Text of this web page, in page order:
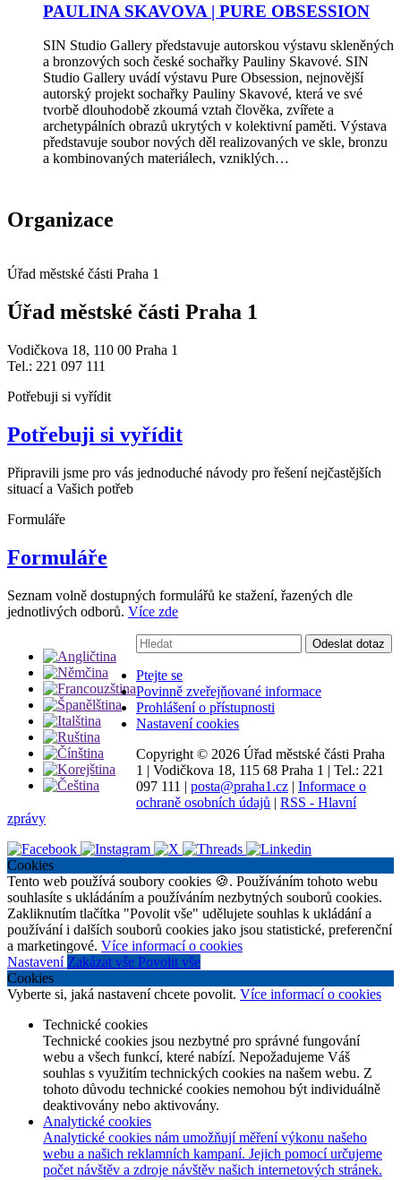
PAULINA SKAVOVA | PURE OBSESSION
SIN Studio Gallery představuje autorskou výstavu skleněných
a bronzových soch české sochařky Pauliny Skavové. SIN
Studio Gallery uvádí výstavu Pure Obsession, nejnovější
autorský projekt sochařky Pauliny Skavové, která ve své
tvorbě dlouhodobě zkoumá vztah člověka, zvířete a
archetypálních obrazů ukrytých v kolektivní paměti. Výstava
představuje soubor nových děl realizovaných ve skle, bronzu
a kombinovaných materiálech, vzniklých…
Organizace
Úřad městské části Praha 1
Úřad městské části Praha 1
Vodičkova 18, 110 00 Praha 1
Tel.: 221 097 111
Potřebuji si vyřídit
Potřebuji si vyřídit
Připravili jsme pro vás jednoduché návody pro řešení nejčastějších
situací a Vašich potřeb
Formuláře
Formuláře
Seznam volně dostupných formulářů ke stažení, řazených dle
jednotlivých odborů. Více zde
Vyhledávání:
Odeslat dotaz
Ptejte se
Povinně zveřejňované informace
Prohlášení o přístupnosti
Nastavení cookies
Copyright © 2026 Úřad městské části Praha
1 | Vodičkova 18, 115 68 Praha 1 | Tel.: 221
097 111 | posta@praha1.cz | Informace o
ochraně osobních údajů | RSS - Hlavní
zprávy
Cookies
Tento web používá soubory cookies 🍪. Používáním tohoto webu
souhlasíte s ukládáním a používáním nezbytných souborů cookies.
Zakliknutím tlačítka "Povolit vše" udělujete souhlas k ukládání a
používání i dalších souborů cookies jako jsou statistické, preferenční
a marketingové. Více informací o cookies
Nastavení Zakázat vše Povolit vše
Cookies
Vyberte si, jaká nastavení chcete povolit. Více informací o cookies
Technické cookies
Technické cookies jsou nezbytné pro správné fungování
webu a všech funkcí, které nabízí. Nepožadujeme Váš
souhlas s využitím technických cookies na našem webu. Z
tohoto důvodu technické cookies nemohou být individuálně
deaktivovány nebo aktivovány.
Analytické cookies
Analytické cookies nám umožňují měření výkonu našeho
webu a našich reklamních kampaní. Jejich pomocí určujeme
počet návštěv a zdroje návštěv našich internetových stránek.